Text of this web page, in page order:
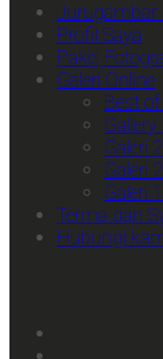
Jurugambar
Profil Saya
Pakej
Galeri Online
Best
Galeri
Galeri
Galeri
Terma dan
Hubungi